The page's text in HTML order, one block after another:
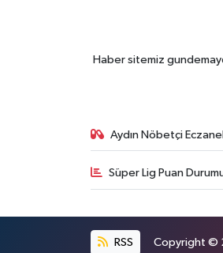
Haber sitemiz
Aydın Nöbetçi
Süper Lig Puan
RSS Copyright ©